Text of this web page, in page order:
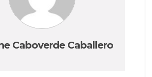
Caboverde Caballero